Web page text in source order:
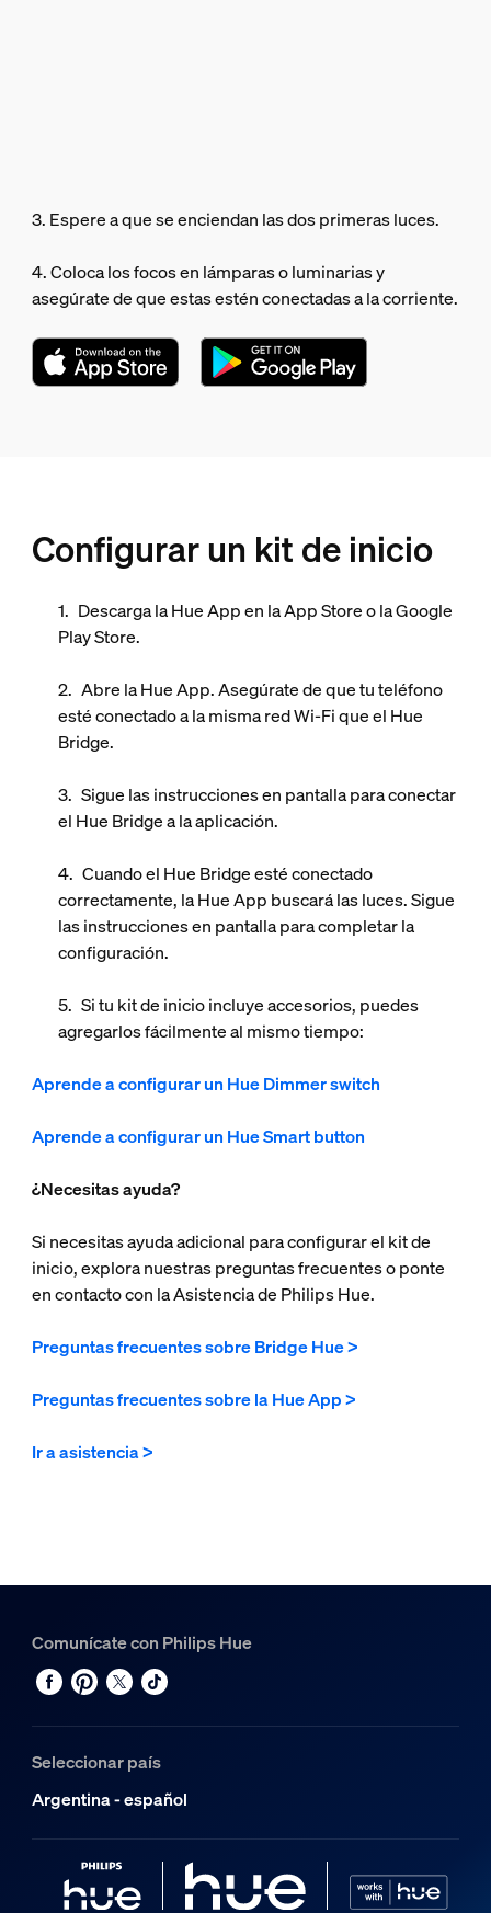
3. Espere a que se enciendan las dos primeras luces.
4. Coloca los focos en lámparas o luminarias y
asegúrate de que estas estén conectadas a la corriente.
Configurar un kit de inicio
Descarga la Hue App en la App Store o la Google
Play Store.
Abre la Hue App. Asegúrate de que tu teléfono
esté conectado a la misma red Wi-Fi que el Hue
Bridge.
Sigue las instrucciones en pantalla para conectar
el Hue Bridge a la aplicación.
Cuando el Hue Bridge esté conectado
correctamente, la Hue App buscará las luces. Sigue
las instrucciones en pantalla para completar la
configuración.
Si tu kit de inicio incluye accesorios, puedes
agregarlos fácilmente al mismo tiempo:
Aprende a configurar un Hue Dimmer switch
Aprende a configurar un Hue Smart button
¿Necesitas ayuda?
Si necesitas ayuda adicional para configurar el kit de
inicio, explora nuestras preguntas frecuentes o ponte
en contacto con la Asistencia de Philips Hue.
Preguntas frecuentes sobre Bridge Hue >
Preguntas frecuentes sobre la Hue App >
Ir a asistencia >
Comunícate con Philips Hue
Seleccionar país
Argentina - español